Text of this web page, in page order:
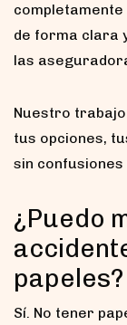
completamente
de forma clara
las
Nuestro
tus opciones,
sin
¿Puedo
papeles?
Sí. No tener